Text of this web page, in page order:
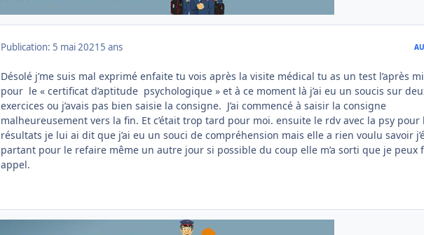
Publication: 5 mai 2021 5 ans
Désolé j’me suis mal exprimé enfaite tu vois après la visite médical tu as un test l’après
pour le « certificat d’aptitude psychologique » et à ce moment là j’ai eu un soucis sur
exercices ou j’avais pas bien saisie la consigne. J’ai commencé à saisir la consigne
malheureusement vers la fin. Et c’était trop tard pour moi. ensuite le rdv avec la psy pour
résultats je lui ai dit que j’ai eu un souci de compréhension mais elle a rien voulu savoir
partant pour le refaire même un autre jour si possible du coup elle m’a sorti que je peux
appel.